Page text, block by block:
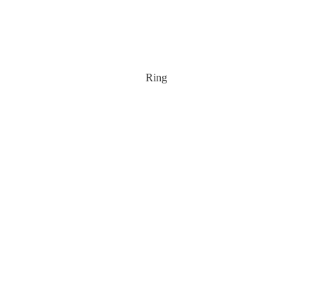
Ring